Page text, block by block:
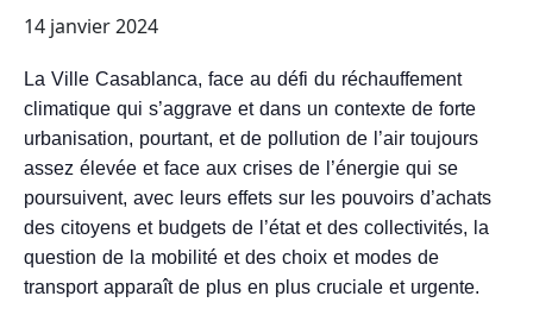
14 janvier 2024
La Ville Casablanca, face au défi du réchauffement
climatique qui s’aggrave et dans un contexte de forte
urbanisation, pourtant, et de pollution de l’air toujours
assez élevée et face aux crises de l’énergie qui se
poursuivent, avec leurs effets sur les pouvoirs d’achats
des citoyens et budgets de l’état et des collectivités, la
question de la mobilité et des choix et modes de
transport apparaît de plus en plus cruciale et urgente.